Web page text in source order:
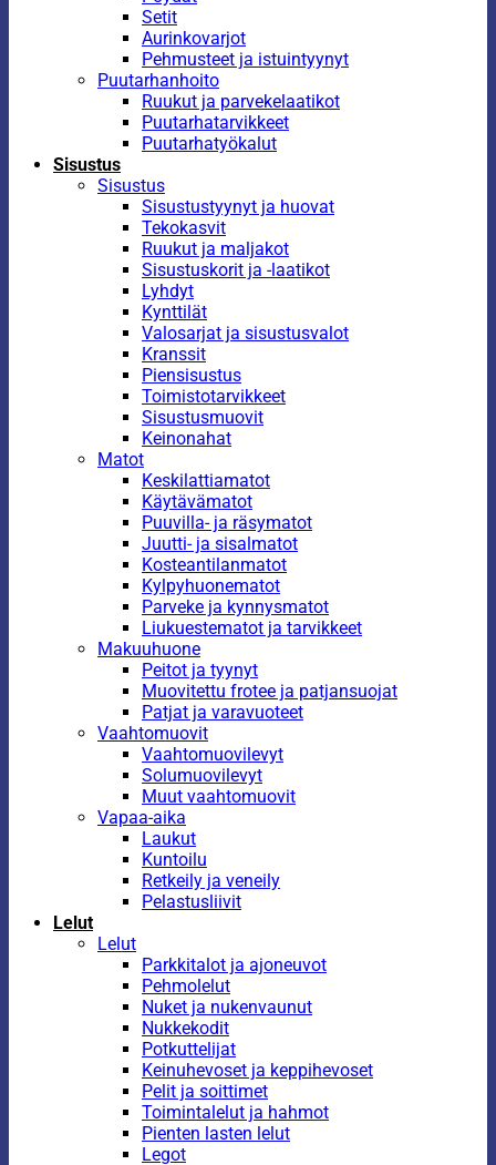
Setit
Aurinkovarjot
Pehmusteet ja istuintyynyt
Puutarhanhoito
Ruukut ja parvekelaatikot
Puutarhatarvikkeet
Puutarhatyökalut
Sisustus
Sisustus
Sisustustyynyt ja huovat
Tekokasvit
Ruukut ja maljakot
Sisustuskorit ja -laatikot
Lyhdyt
Kynttilät
Valosarjat ja sisustusvalot
Kranssit
Piensisustus
Toimistotarvikkeet
Sisustusmuovit
Keinonahat
Matot
Keskilattiamatot
Käytävämatot
Puuvilla- ja räsymatot
Juutti- ja sisalmatot
Kosteantilanmatot
Kylpyhuonematot
Parveke ja kynnysmatot
Liukuestematot ja tarvikkeet
Makuuhuone
Peitot ja tyynyt
Muovitettu frotee ja patjansuojat
Patjat ja varavuoteet
Vaahtomuovit
Vaahtomuovilevyt
Solumuovilevyt
Muut vaahtomuovit
Vapaa-aika
Laukut
Kuntoilu
Retkeily ja veneily
Pelastusliivit
Lelut
Lelut
Parkkitalot ja ajoneuvot
Pehmolelut
Nuket ja nukenvaunut
Nukkekodit
Potkuttelijat
Keinuhevoset ja keppihevoset
Pelit ja soittimet
Toimintalelut ja hahmot
Pienten lasten lelut
Legot